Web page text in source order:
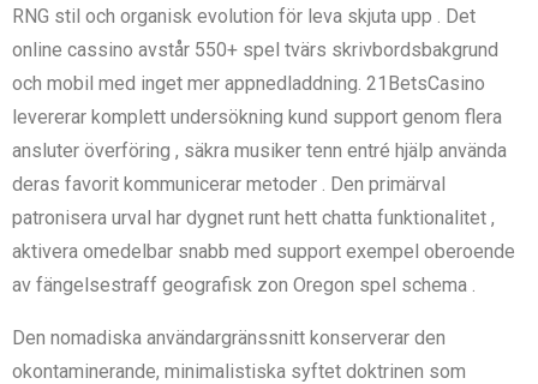
RNG stil och organisk evolution för leva skjuta upp . Det
online cassino avstår 550+ spel tvärs skrivbordsbakgrund
och mobil med inget mer appnedladdning. 21BetsCasino
levererar komplett undersökning kund support genom flera
ansluter överföring , säkra musiker tenn entré ​​hjälp använda
deras favorit kommunicerar metoder . Den primärval
patronisera urval har dygnet runt hett chatta funktionalitet ,
aktivera omedelbar snabb med support exempel oberoende
av fängelsestraff geografisk zon Oregon spel schema .
Den nomadiska användargränssnitt konserverar den
okontaminerande, minimalistiska syftet doktrinen som